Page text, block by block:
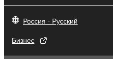
Россия - Русский
Бизнес